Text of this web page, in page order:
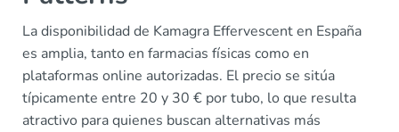
La disponibilidad de Kamagra Effervescent en España
es amplia, tanto en farmacias físicas como en
plataformas online autorizadas. El precio se sitúa
típicamente entre 20 y 30 € por tubo, lo que resulta
atractivo para quienes buscan alternativas más